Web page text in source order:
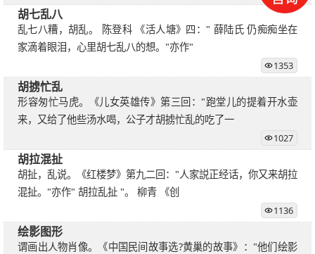
胡七乱八
乱七八糟，胡乱。 陈登科 《活人塘》四：" 薛陆氏 仍痴痴坐在
家滴着眼泪，心里胡七乱八的想。"亦作"
1353
胡掳忙乱
形容匆忙马虎。《儿女英雄传》第三回："跑堂儿的提着开水壶
来，又给了他些汤水喝，公子才胡掳忙乱的吃了一
1027
胡拉混扯
胡扯，乱说。《红楼梦》第九二回："人家説正经话，你又来胡拉
混扯。"亦作" 胡拉乱扯 "。 柳青 《创
1136
绘影图形
谓画出人物肖像。《中国民间故事选?黄巢的故事》："他们绘影